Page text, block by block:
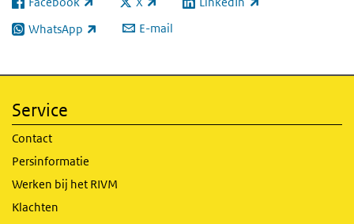
(externe link) (externe link)(externe link)
WhatsApp
(externe link) E-mail
Service
Contact
Persinformatie
Werken bij het RIVM
Klachten